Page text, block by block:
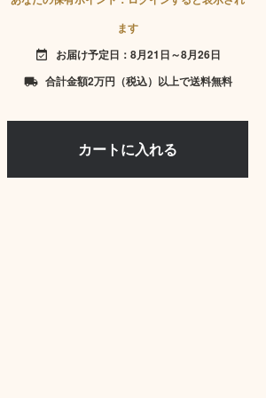
ます
event_available お届け予定日：8月21日～8月26日
local_shipping 合計金額2万円（税込）以上で送料無料